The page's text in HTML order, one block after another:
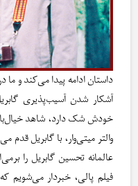
داستان ادامه پیدا می‌کند و ما
آشکار شدن آسیب‌پذیری
خودش شک دارد، شاهد
والتر میتی‌وار، با گابریل
عالمانه تحسین گابریل را
فیلم پالی، خبردار می‌شویم